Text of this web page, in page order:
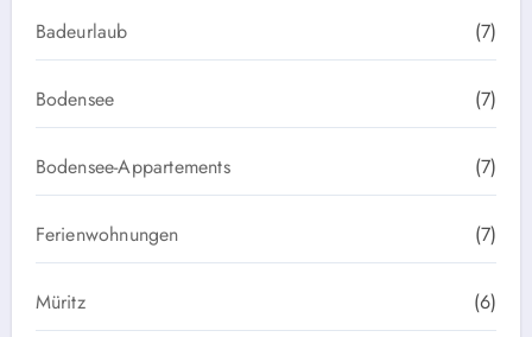
Badeurlaub (7)
Bodensee (7)
Bodensee-Appartements (7)
Ferienwohnungen (7)
Müritz (6)